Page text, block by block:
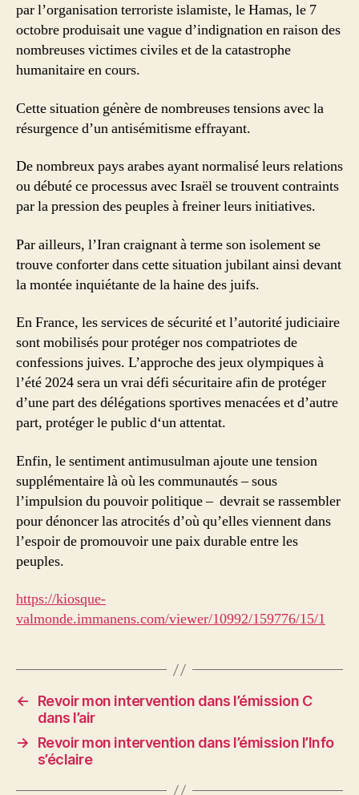
par l’organisation terroriste islamiste, le Hamas, le 7
octobre produisait une vague d’indignation en raison des
nombreuses victimes civiles et de la catastrophe
humanitaire en cours.
Cette situation génère de nombreuses tensions avec la
résurgence d’un antisémitisme effrayant.
De nombreux pays arabes ayant normalisé leurs relations
ou débuté ce processus avec Israël se trouvent contraints
par la pression des peuples à freiner leurs initiatives.
Par ailleurs, l’Iran craignant à terme son isolement se
trouve conforter dans cette situation jubilant ainsi devant
la montée inquiétante de la haine des juifs.
En France, les services de sécurité et l’autorité judiciaire
sont mobilisés pour protéger nos compatriotes de
confessions juives. L’approche des jeux olympiques à
l’été 2024 sera un vrai défi sécuritaire afin de protéger
d’une part des délégations sportives menacées et d’autre
part, protéger le public d‘un attentat.
Enfin, le sentiment antimusulman ajoute une tension
supplémentaire là où les communautés – sous
l’impulsion du pouvoir politique – devrait se rassembler
pour dénoncer las atrocités d’où qu’elles viennent dans
l’espoir de promouvoir une paix durable entre les
peuples.
https://kiosque-
valmonde.immanens.com/viewer/10992/159776/15/1
←
Revoir mon intervention dans l’émission C
dans l’air
→
Revoir mon intervention dans l’émission l’Info
s’éclaire